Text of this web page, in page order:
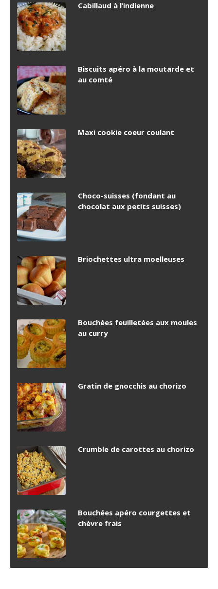
Cabillaud à l’indienne
Biscuits apéro à la moutarde et
au comté
Maxi cookie coeur coulant
Choco-suisses (fondant au
chocolat aux petits suisses)
Briochettes ultra moelleuses
Bouchées feuilletées aux moules
au curry
Gratin de gnocchis au chorizo
Crumble de carottes au chorizo
Bouchées apéro courgettes et
chèvre frais